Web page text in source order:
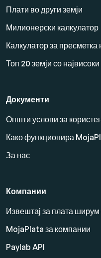
Плати во други земји
Милионерски калкулатор
Калкулатор за пресметка
Топ 20 земји со
Документи
Општи услови за
Како функционира
За нас
Компании
Извештај за плата ширум
MojaPlata за компании
Paylab API